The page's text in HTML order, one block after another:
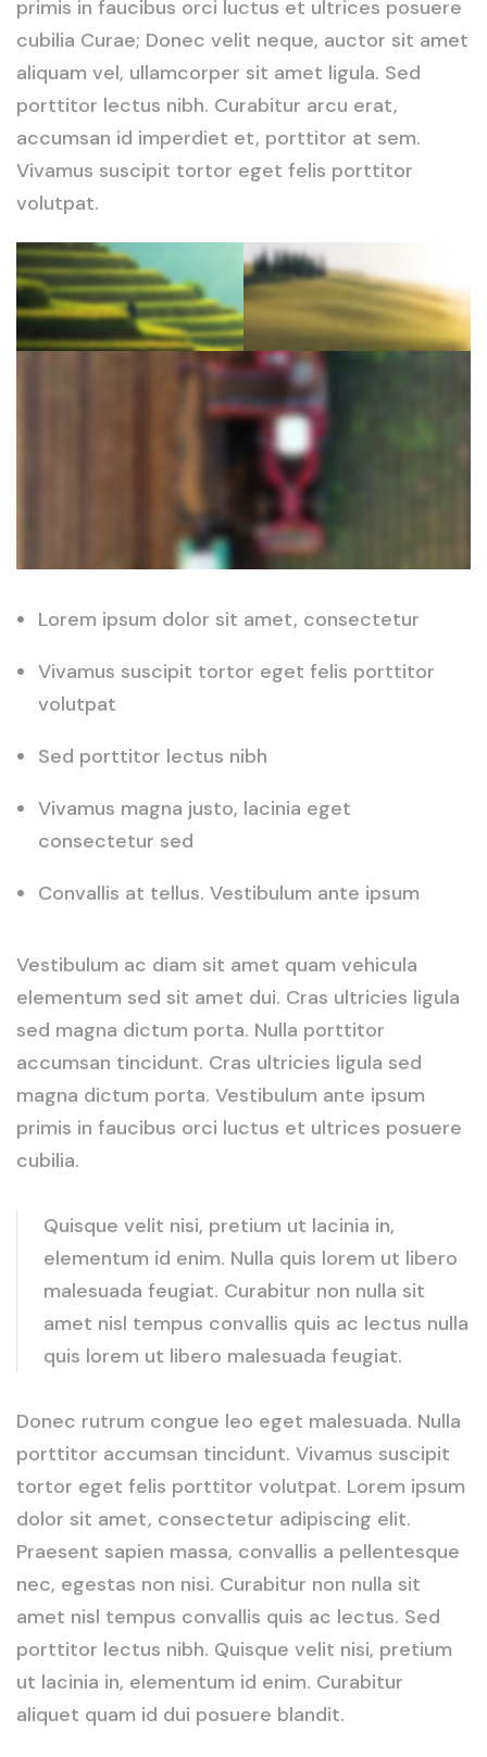
primis in faucibus orci luctus et ultrices posuere
cubilia Curae; Donec velit neque, auctor sit amet
aliquam vel, ullamcorper sit amet ligula. Sed
porttitor lectus nibh. Curabitur arcu erat,
accumsan id imperdiet et, porttitor at sem.
Vivamus suscipit tortor eget felis porttitor
volutpat.
Lorem ipsum dolor sit amet, consectetur
Vivamus suscipit tortor eget felis porttitor
volutpat
Sed porttitor lectus nibh
Vivamus magna justo, lacinia eget
consectetur sed
Convallis at tellus. Vestibulum ante ipsum
Vestibulum ac diam sit amet quam vehicula
elementum sed sit amet dui. Cras ultricies ligula
sed magna dictum porta. Nulla porttitor
accumsan tincidunt. Cras ultricies ligula sed
magna dictum porta. Vestibulum ante ipsum
primis in faucibus orci luctus et ultrices posuere
cubilia.
Quisque velit nisi, pretium ut lacinia in,
elementum id enim. Nulla quis lorem ut libero
malesuada feugiat. Curabitur non nulla sit
amet nisl tempus convallis quis ac lectus nulla
quis lorem ut libero malesuada feugiat.
Donec rutrum congue leo eget malesuada. Nulla
porttitor accumsan tincidunt. Vivamus suscipit
tortor eget felis porttitor volutpat. Lorem ipsum
dolor sit amet, consectetur adipiscing elit.
Praesent sapien massa, convallis a pellentesque
nec, egestas non nisi. Curabitur non nulla sit
amet nisl tempus convallis quis ac lectus. Sed
porttitor lectus nibh. Quisque velit nisi, pretium
ut lacinia in, elementum id enim. Curabitur
aliquet quam id dui posuere blandit.